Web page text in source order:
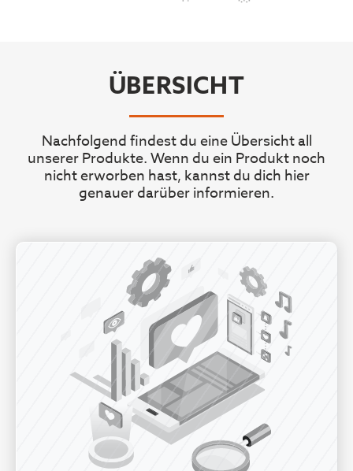
ÜBERSICHT
Nachfolgend findest du eine Übersicht all
unserer Produkte. Wenn du ein Produkt noch
nicht erworben hast, kannst du dich hier
genauer darüber informieren.